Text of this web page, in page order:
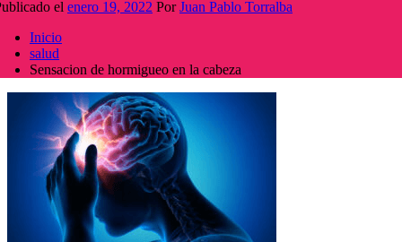
el enero 19, 2022 PorJuan Pablo Torralba
Inicio
salud
Sensacion de hormigueo en la cabeza